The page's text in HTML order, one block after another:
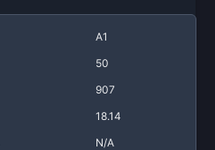
A1
50
907
18.14
N/A